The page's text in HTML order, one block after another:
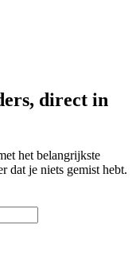
direct in
het belangrijkste
dat je niets gemist hebt.